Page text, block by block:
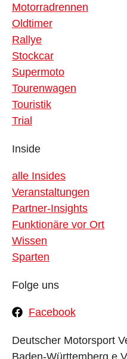
Motorradrennen
Oldtimer
Rallye
Stockcar
Supermoto
Tourenwagen
Touristik
Trial
Inside
alle Insides
Veranstaltungen
Partner-Insights
Funktionäre vor Ort
Wissen
Sparten
Folge uns
Facebook
Deutscher Motorsport
Baden-Württemberg